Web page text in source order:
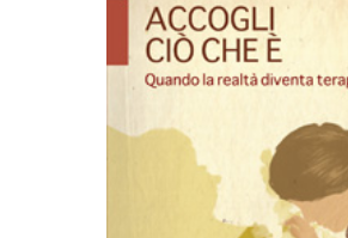
AGGIUNGI AL CARRELLO